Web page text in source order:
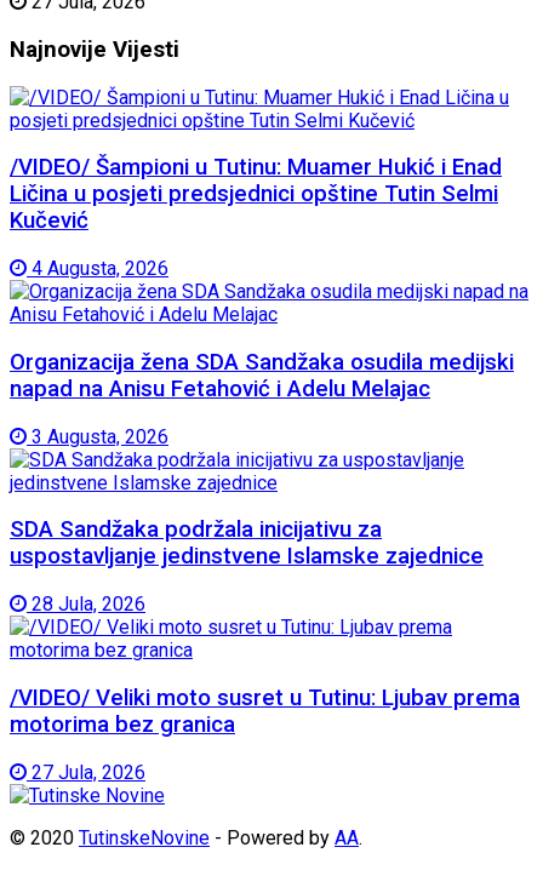
Najnovije Vijesti
/VIDEO/ Šampioni u Tutinu: Muamer Hukić i Enad
Ličina u posjeti predsjednici opštine Tutin Selmi
Kučević
4 Augusta, 2026
Organizacija žena SDA Sandžaka osudila medijski
napad na Anisu Fetahović i Adelu Melajac
3 Augusta, 2026
SDA Sandžaka podržala inicijativu za
uspostavljanje jedinstvene Islamske zajednice
28 Jula, 2026
/VIDEO/ Veliki moto susret u Tutinu: Ljubav prema
motorima bez granica
27 Jula, 2026
© 2020 TutinskeNovine - Powered by AA.